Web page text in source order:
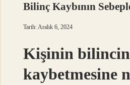
Bilinç Kaybının
Tarih: Aralık 6, 2024
Kişinin
kaybetmesine